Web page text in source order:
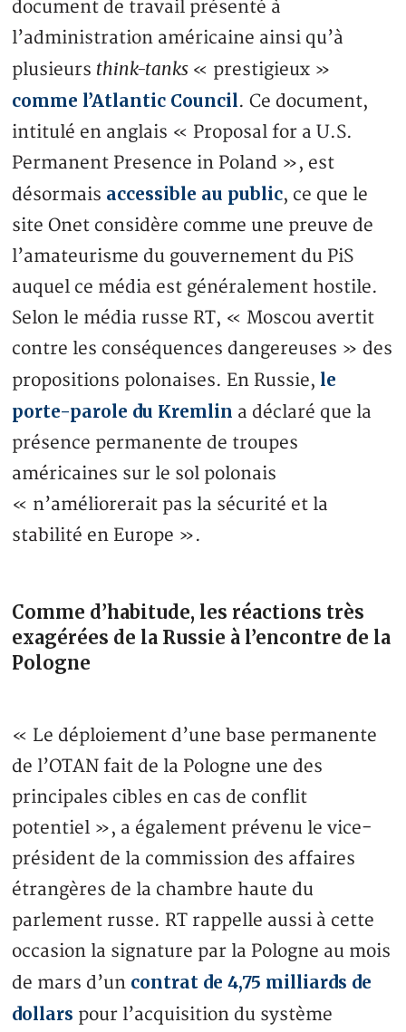
document de travail présenté à
l’administration américaine ainsi qu’à
plusieurs think-tanks « prestigieux »
comme l’Atlantic Council. Ce document,
intitulé en anglais « Proposal for a U.S.
Permanent Presence in Poland », est
désormais accessible au public, ce que le
site Onet considère comme une preuve de
l’amateurisme du gouvernement du PiS
auquel ce média est généralement hostile.
Selon le média russe RT, « Moscou avertit
contre les conséquences dangereuses » des
propositions polonaises. En Russie, le
porte-parole du Kremlin a déclaré que la
présence permanente de troupes
américaines sur le sol polonais
« n’améliorerait pas la sécurité et la
stabilité en Europe ».
Comme d’habitude, les réactions très
exagérées de la Russie à l’encontre de la
Pologne
« Le déploiement d’une base permanente
de l’OTAN fait de la Pologne une des
principales cibles en cas de conflit
potentiel », a également prévenu le vice-
président de la commission des affaires
étrangères de la chambre haute du
parlement russe. RT rappelle aussi à cette
occasion la signature par la Pologne au mois
de mars d’un contrat de 4,75 milliards de
dollars pour l’acquisition du système